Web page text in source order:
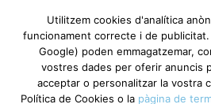
Utilitzem cookies d'analítica
funcionament correcte i de
Google) poden emmagatzemar,
vostres dades per oferir anuncis
acceptar o personalitzar la vostra
Política de Cookies o la pàgina de